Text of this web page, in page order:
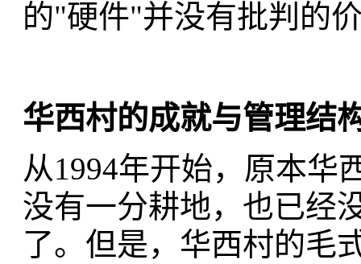
的"硬件"并没有批判的
华西村的成就与管理结
从1994年开始，原本华
没有一分耕地，也已经
了。但是，华西村的毛